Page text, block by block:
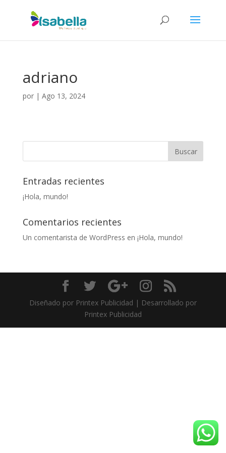
adriano
por | Ago 13, 2024
Entradas recientes
¡Hola, mundo!
Comentarios recientes
Un comentarista de WordPress en ¡Hola, mundo!
Diseñado por Printex Publicidad | Desarrollado por
Printex Publicidad